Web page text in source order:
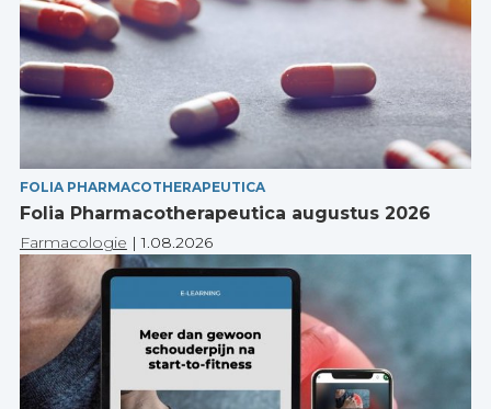
FOLIA PHARMACOTHERAPEUTICA
Folia Pharmacotherapeutica augustus 2026
Farmacologie |1.08.2026